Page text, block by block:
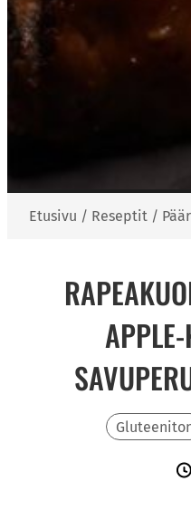
Etusivu / Reseptit /